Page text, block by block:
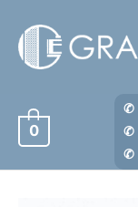
вмісту
0
✆
✆
✆